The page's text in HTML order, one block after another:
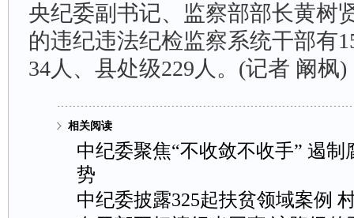
央纪委副书记、监察部部长黄树
的违纪违法纪检监察系统干部有
34人、县处级229人。(记者阚枫)
相关阅读
中纪委聚焦“不收敛不收手”遏制
势
中纪委披露325起扶贫领域案例